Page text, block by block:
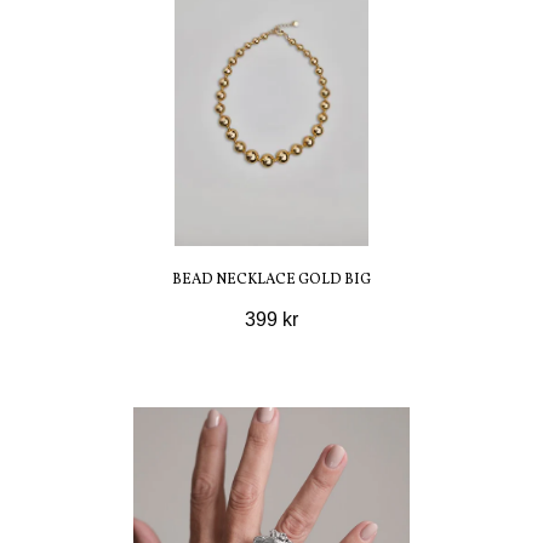
BEAD NECKLACE GOLD BIG
399 kr